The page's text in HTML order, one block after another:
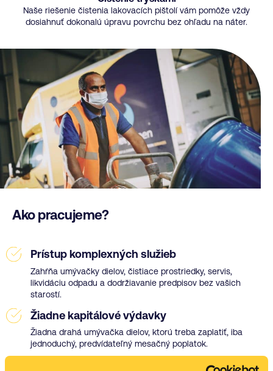
Naše riešenie čistenia lakovacích pištolí vám pomôže vždy
dosiahnuť dokonalú úpravu povrchu bez ohľadu na náter.
Ako pracujeme?
Prístup komplexných služieb
Zahŕňa umývačky dielov, čistiace prostriedky, servis,
likvidáciu odpadu a dodržiavanie predpisov bez vašich
starostí.
Žiadne kapitálové výdavky
Žiadna drahá umývačka dielov, ktorú treba zaplatiť, iba
jednoduchý, predvídateľný mesačný poplatok.